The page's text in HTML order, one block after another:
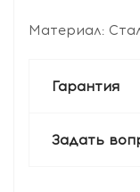
Материал:
Гарантия
Задать